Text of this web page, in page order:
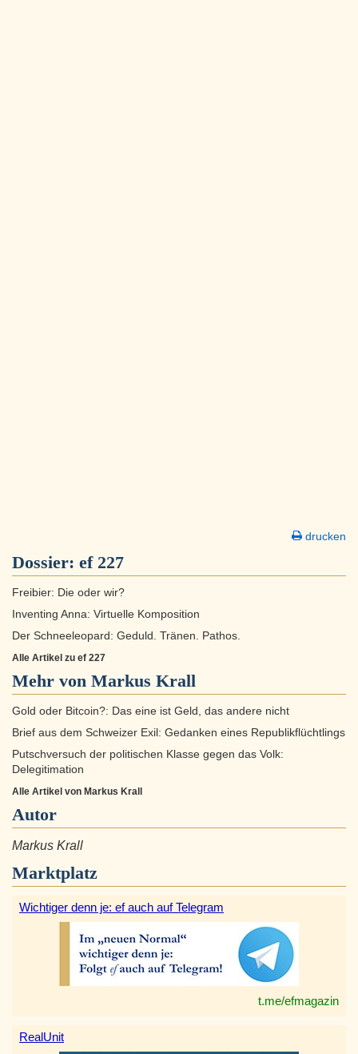
drucken
Dossier: ef 227
Freibier: Die oder wir?
Inventing Anna: Virtuelle Komposition
Der Schneeleopard: Geduld. Tränen. Pathos.
Alle Artikel zu ef 227
Mehr von Markus Krall
Gold oder Bitcoin?: Das eine ist Geld, das andere nicht
Brief aus dem Schweizer Exil: Gedanken eines Republikflüchtlings
Putschversuch der politischen Klasse gegen das Volk:
Delegitimation
Alle Artikel von Markus Krall
Autor
Markus Krall
Marktplatz
Wichtiger denn je: ef auch auf Telegram
t.me/efmagazin
RealUnit